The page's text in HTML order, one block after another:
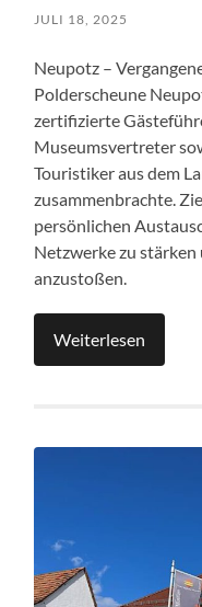
JULI 18, 2025
Neupotz –
Polderscheune
zertifizierte
Museumsvertreter
Touristiker aus dem
zusammenbrachte.
persönlichen
Netzwerke zu
anzustoßen.
Weiterlesen